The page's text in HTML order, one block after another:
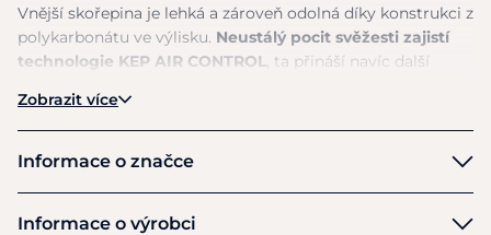
Vnější skořepina je lehká a zároveň odolná díky konstrukci z
polykarbonátu ve výlisku. Neustálý pocit svěžesti zajistí
technologie KEP AIR CONTROL, ta přináší navíc další
prodyšnost a ještě lepší regulaci vnitřní teploty.
pětibodový podbradní řemínek z pravé kůžepro
stabilnější uchycení.Nové polstrování s ještě vyšším
ruce či v pračce na 30 stupňů Celsia.
Zobrazit více
Informace o značce
KEP
Informace o výrobci